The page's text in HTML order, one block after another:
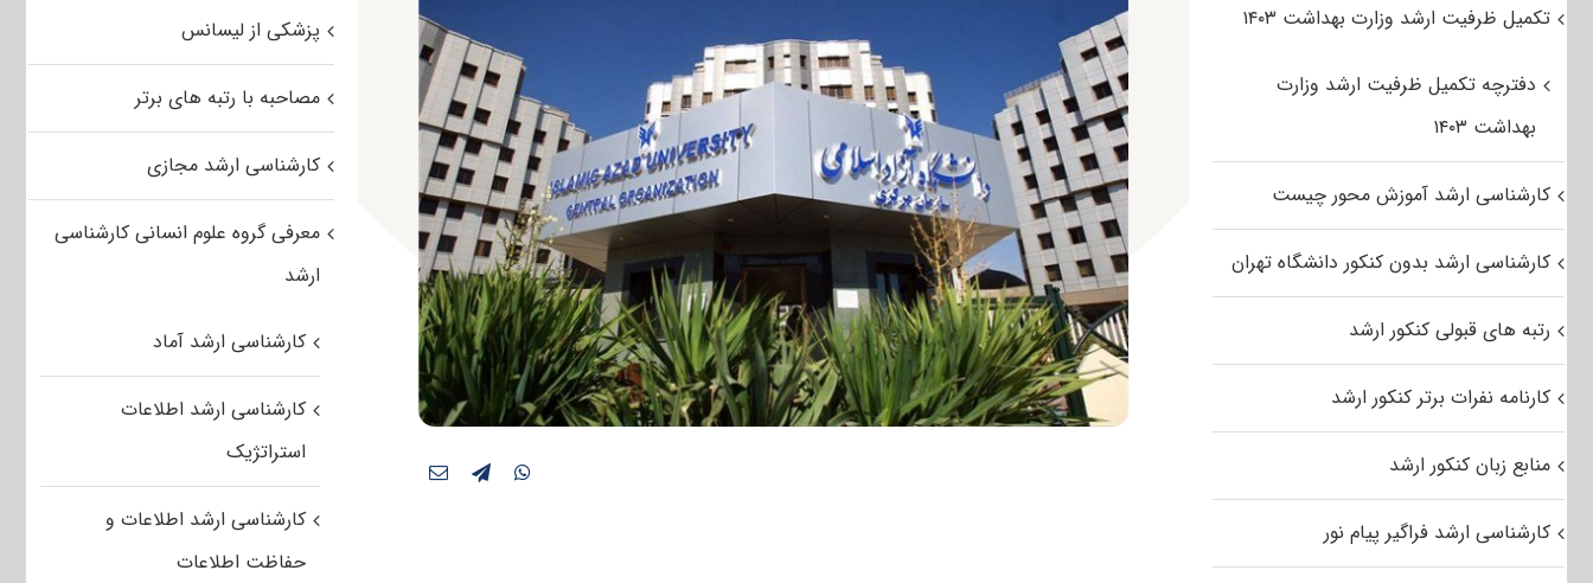
پزشکی از لیسانس
مصاحبه با رتبه های برتر
کارشناسی ارشد مجازی
معرفی گروه علوم انسانی کارشناسی
ارشد
کارشناسی ارشد آماد
کارشناسی ارشد اطلاعات
استراتژیک
کارشناسی ارشد اطلاعات و
حفاظت اطلاعات
تکمیل ظرفیت ارشد وزارت بهداشت ۱۴۰۳
دفترچه تکمیل ظرفیت ارشد وزارت
بهداشت ۱۴۰۳
کارشناسی ارشد آموزش محور چیست
کارشناسی ارشد بدون کنکور دانشگاه تهران
رتبه های قبولی کنکور ارشد
کارنامه نفرات برتر کنکور ارشد
منابع زبان کنکور ارشد
کارشناسی ارشد فراگیر پیام نور